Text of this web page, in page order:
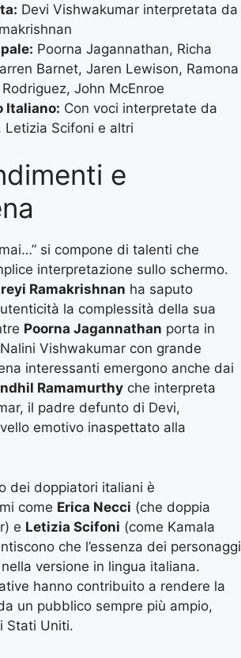
Devi Vishwakumar interpretata da
Poorna Jagannathan, Richa
Barnet, Jaren Lewison, Ramona
John McEnroe
Italiano: Con voci interpretate da
Letizia Scifoni e altri
e
si compone di talenti che
interpretazione sullo schermo.
Ramakrishnan ha saputo
la complessità della sua
Poorna Jagannathan porta in
Vishwakumar con grande
interessanti emergono anche dai
Ramamurthy che interpreta
il padre defunto di Devi,
emotivo inaspettato alla
dei doppiatori italiani è
come Erica Necci (che doppia
e Letizia Scifoni (come Kamala
che l’essenza dei personaggi
versione in lingua italiana.
hanno contribuito a rendere la
un pubblico sempre più ampio,
Stati Uniti.